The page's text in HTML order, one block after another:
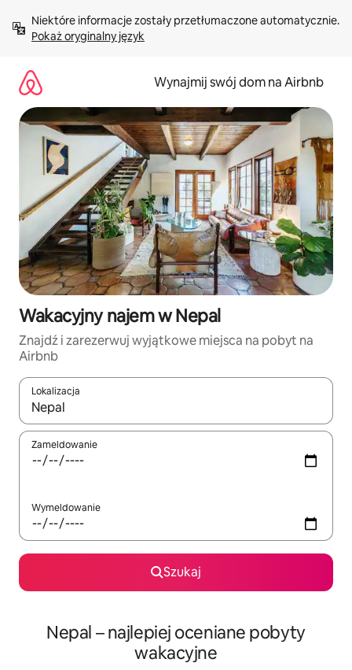
treści Pokaż oryginalny język
Wynajmij swój dom na Airbnb
Wakacyjny najem w Nepal
Znajdź i zarezerwuj wyjątkowe miejsca na pobyt na
Airbnb
Lokalizacja
Gdy wyniki będą dostępne, możesz poruszać się po nich za
Zameldowanie
Wymeldowanie
Szukaj
Nepal – najlepiej oceniane pobyty
wakacyjne